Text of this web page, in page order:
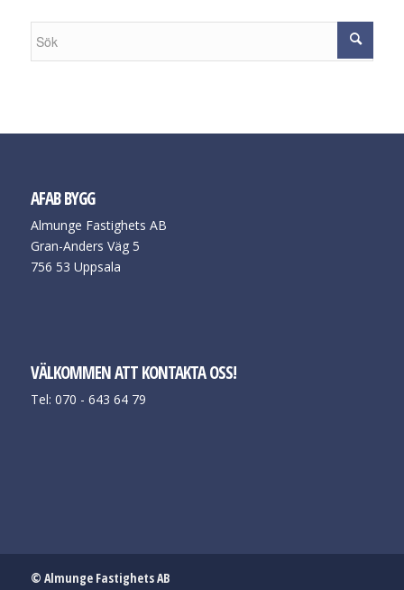
AFAB BYGG
Almunge Fastighets AB
Gran-Anders Väg 5
756 53 Uppsala
VÄLKOMMEN ATT KONTAKTA OSS!
Tel: 070 - 643 64 79
© Almunge Fastighets AB